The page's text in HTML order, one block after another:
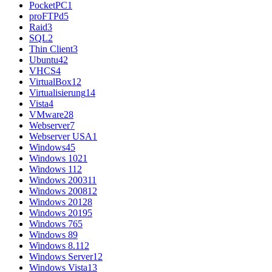
PocketPC1
proFTPd5
Raid3
SQL2
Thin Client3
Ubuntu42
VHCS4
VirtualBox12
Virtualisierung14
Vista4
VMware28
Webserver7
Webserver USA1
Windows45
Windows 1021
Windows 11 2
Windows 200311
Windows 200812
Windows 20128
Windows 20195
Windows 765
Windows 89
Windows 8.112
Windows Server12
Windows Vista13